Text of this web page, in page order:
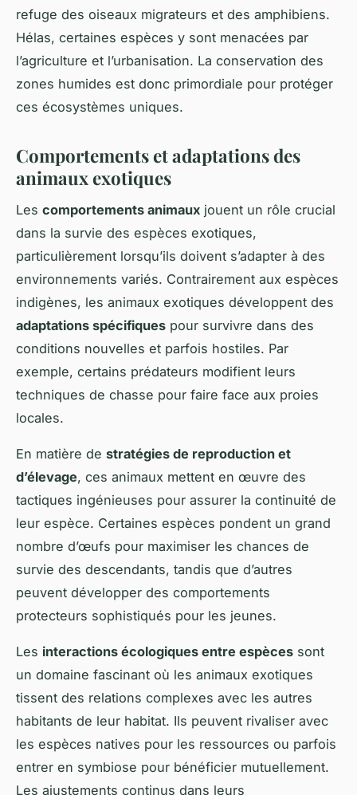
refuge des oiseaux migrateurs et des amphibiens.
Hélas, certaines espèces y sont menacées par
l’agriculture et l’urbanisation. La conservation des
zones humides est donc primordiale pour protéger
ces écosystèmes uniques.
Comportements et adaptations des
animaux exotiques
Les comportements animaux jouent un rôle crucial
dans la survie des espèces exotiques,
particulièrement lorsqu’ils doivent s’adapter à des
environnements variés. Contrairement aux espèces
indigènes, les animaux exotiques développent des
adaptations spécifiques pour survivre dans des
conditions nouvelles et parfois hostiles. Par
exemple, certains prédateurs modifient leurs
techniques de chasse pour faire face aux proies
locales.
En matière de stratégies de reproduction et
d’élevage, ces animaux mettent en œuvre des
tactiques ingénieuses pour assurer la continuité de
leur espèce. Certaines espèces pondent un grand
nombre d’œufs pour maximiser les chances de
survie des descendants, tandis que d’autres
peuvent développer des comportements
protecteurs sophistiqués pour les jeunes.
Les interactions écologiques entre espèces sont
un domaine fascinant où les animaux exotiques
tissent des relations complexes avec les autres
habitants de leur habitat. Ils peuvent rivaliser avec
les espèces natives pour les ressources ou parfois
entrer en symbiose pour bénéficier mutuellement.
Les ajustements continus dans leurs